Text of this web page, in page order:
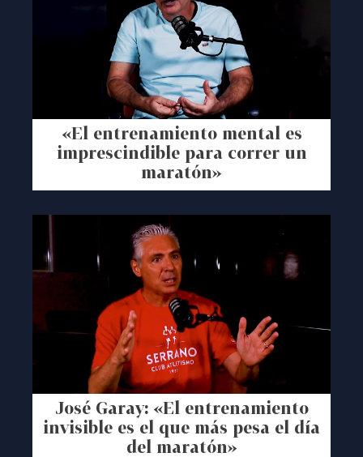
«El entrenamiento mental es
imprescindible para correr un
maratón»
José Garay: «El entrenamiento
invisible es el que más pesa el día
del maratón»